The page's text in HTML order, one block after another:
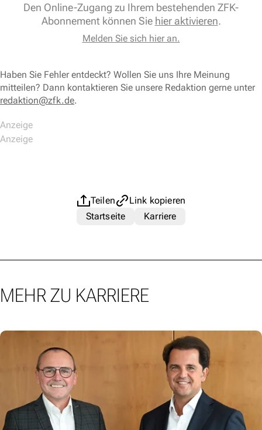
Den Online-Zugang zu Ihrem bestehenden ZFK-
Abonnement können Sie hier aktivieren.
Melden Sie sich hier an.
Haben Sie Fehler entdeckt? Wollen Sie uns Ihre Meinung
mitteilen? Dann kontaktieren Sie unsere Redaktion gerne unter
redaktion@zfk.de.
Teilen
Link kopieren
Startseite
Karriere
MEHR ZU KARRIERE